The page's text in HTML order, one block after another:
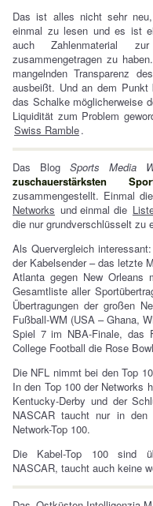
Das ist alles nicht sehr
einmal zu lesen und es ist
auch Zahlenmaterial
zusammengetragen zu
mangelnden Transparenz
ausbeißt. Und an dem
das Schalke möglicherweise
Liquidität zum Problem
Swiss Ramble.
Das Blog Sports Media
zuschauerstärksten
zusammengestellt. Einmal die
Networks und einmal die
die nur grundverschlüsselt zu
Als Quervergleich
der Kabelsender – das letzte
Atlanta gegen New
Gesamtliste aller
Übertragungen der großen
Fußball-WM (USA – Ghana,
Spiel 7 im NBA-Finale, das
College Football die Rose
Die NFL nimmt bei den Top
In den Top 100 der Networks
Kentucky-Derby und der
NASCAR taucht nur in
Network-Top 100.
Die Kabel-Top 100 sind
NASCAR, taucht auch keine